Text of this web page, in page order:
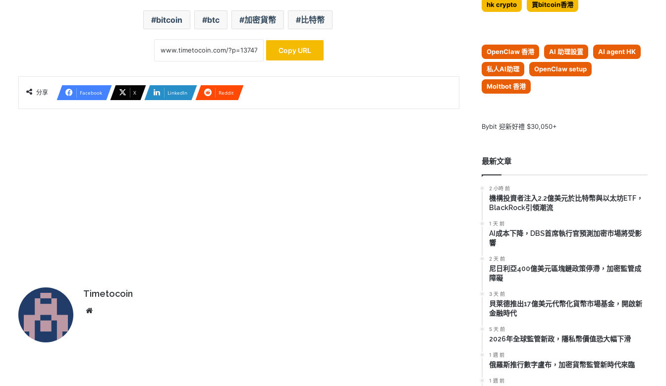
bitcoin btc 加密貨幣 比特幣
Copy URL
分享 Facebook X LinkedIn Reddit
Timetocoin
hk crypto 買bitcoin香港
OpenClaw 香港 AI 助理設置 AI agent HK
私人AI助理 OpenClaw setup
Moltbot 香港
Bybit 迎新好禮 $30,050+
最新文章
2 小時 前
機構投資者注入2.2億美元於比特幣與以太坊ETF，
BlackRock引領潮流
1 天 前
AI成本下降，DBS首席執行官預測加密市場將受影
響
2 天 前
尼日利亞400億美元區塊鏈政策停滯，加密監管成
障礙
3 天 前
貝萊德推出17億美元代幣化貨幣市場基金，開啟新
金融時代
5 天 前
2026年全球監管新政，隱私幣價值恐大幅下滑
1 週 前
俄羅斯推行數字盧布，加密貨幣監管新時代來臨
1 週 前